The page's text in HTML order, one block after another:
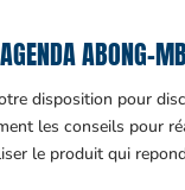
ABONG-
disposition pour
les conseils pour
le produit qui